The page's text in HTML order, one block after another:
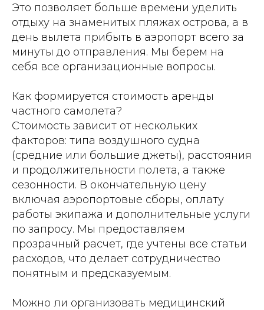
Это позволяет больше времени уделить
отдыху на знаменитых пляжах острова, а в
день вылета прибыть в аэропорт всего за
минуты до отправления. Мы берем на
себя все организационные вопросы.
Как формируется стоимость аренды
частного самолета?
Стоимость зависит от нескольких
факторов: типа воздушного судна
(средние или большие джеты), расстояния
и продолжительности полета, а также
сезонности. В окончательную цену
включая аэропортовые сборы, оплату
работы экипажа и дополнительные услуги
по запросу. Мы предоставляем
прозрачный расчет, где учтены все статьи
расходов, что делает сотрудничество
понятным и предсказуемым.
Можно ли организовать медицинский